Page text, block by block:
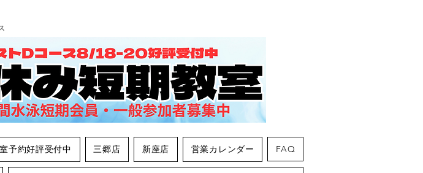
予約好評受付中 三郷店 新座店 営業カレンダー FAQ